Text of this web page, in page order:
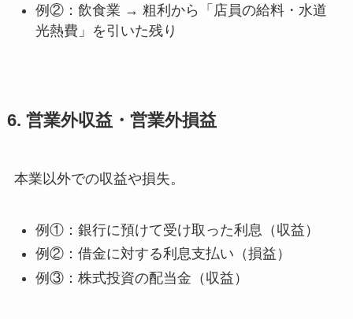
例②：飲食業 → 粗利から「店員の給料・水道
光熱費」を引いた残り
6. 営業外収益・営業外損益
本業以外での収益や損失。
例①：銀行に預けて受け取った利息（収益）
例②：借金に対する利息支払い（損益）
例③：株式投資の配当金（収益）